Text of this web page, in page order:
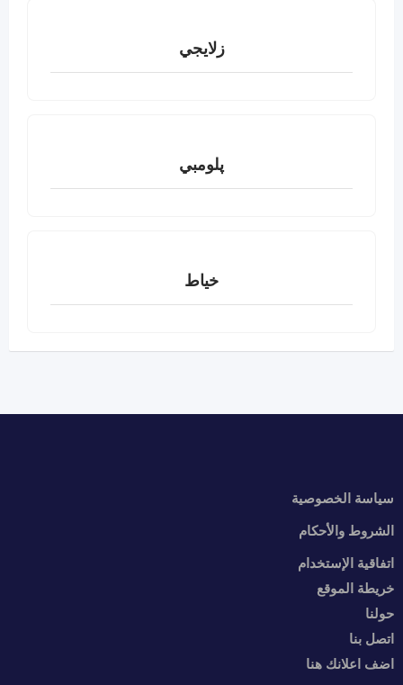
زلايجي
پلومبي
خياط
سياسة الخصوصية
الشروط والأحكام
اتفاقية الإستخدام
خريطة الموقع
حولنا
اتصل بنا
اضف اعلانك هنا